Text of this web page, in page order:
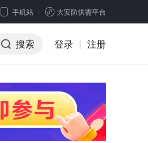
手机站 大安防供需平台
搜索 登录 | 注册